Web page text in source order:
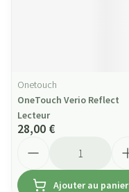
Onetouch
OneTouch Verio Reflect
Lecteur
28,00 €
Ajouter au panier